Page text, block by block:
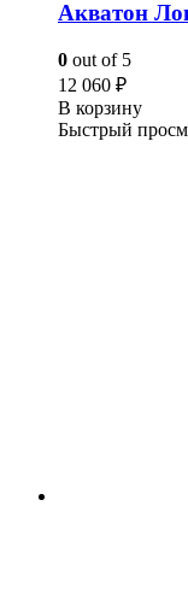
Акватон
0 out of 5
12 060 ₽
В корзину
Быстрый